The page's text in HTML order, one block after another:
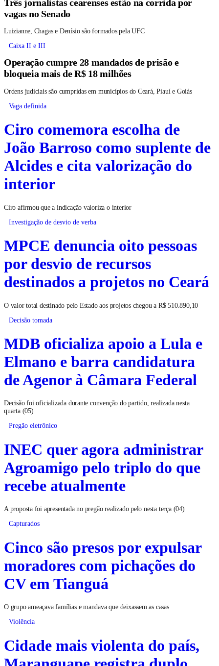
vagas no Senado
Luizianne, Chagas e Denísio são formados pela UFC
Caixa II e III
Operação cumpre 28 mandados de prisão e
bloqueia mais de R$ 18 milhões
Ordens judiciais são cumpridas em municípios do Ceará, Piauí e Goiás
Vaga definida
Ciro comemora escolha de
João Barroso como suplente de
Alcides e cita valorização do
interior
Ciro afirmou que a indicação valoriza o interior
Investigação de desvio de verba
MPCE denuncia oito pessoas
por desvio de recursos
destinados a projetos no Ceará
O valor total destinado pelo Estado aos projetos chegou a R$ 510.890,10
Decisão tomada
MDB oficializa apoio a Lula e
Elmano e barra candidatura
de Agenor à Câmara Federal
Decisão foi oficializada durante convenção do partido, realizada nesta
quarta (05)
Pregão eletrônico
INEC quer agora administrar
Agroamigo pelo triplo do que
recebe atualmente
A proposta foi apresentada no pregão realizado pelo nesta terça (04)
Capturados
Cinco são presos por expulsar
moradores com pichações do
CV em Tianguá
O grupo ameaçava famílias e mandava que deixassem as casas
Violência
Cidade mais violenta do país,